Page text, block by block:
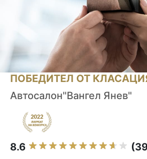
ПОБЕДИТЕЛ ОТ
Автосалон"Вангел Янев"
8.6